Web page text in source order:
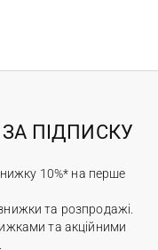
ПІДПИСКУ
10%* на перше
та розпродажі.
та акційними